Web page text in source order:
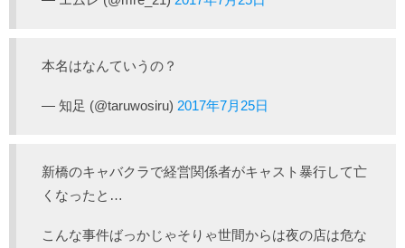
本名はなんていうの？
— 知足 (@taruwosiru) 2017年7月25日
新橋のキャバクラで経営関係者がキャスト暴行して亡
くなったと…
こんな事件ばっかじゃそりゃ世間からは夜の店は危な